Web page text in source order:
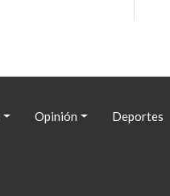
Opinión Deportes